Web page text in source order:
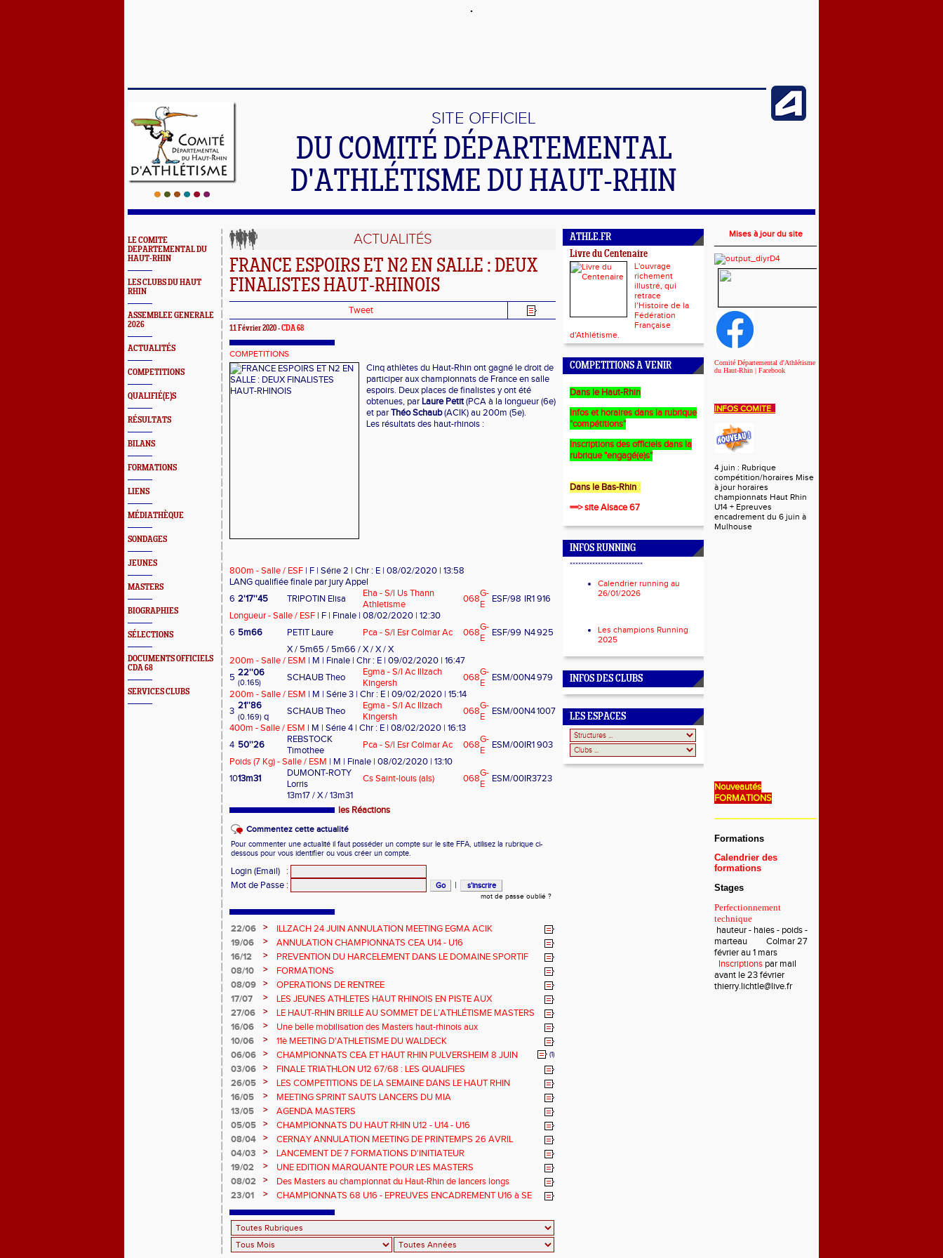
SITE OFFICIEL
DU COMITÉ DÉPARTEMENTAL
D'ATHLÉTISME DU HAUT-RHIN
LE COMITE
DEPARTEMENTAL DU
HAUT-RHIN
LES CLUBS DU HAUT
RHIN
ASSEMBLEE GENERALE
2026
ACTUALITÉS
COMPETITIONS
QUALIFIÉ(E)S
RÉSULTATS
BILANS
FORMATIONS
LIENS
MÉDIATHÈQUE
SONDAGES
JEUNES
MASTERS
BIOGRAPHIES
SÉLECTIONS
DOCUMENTS OFFICIELS
CDA 68
SERVICES CLUBS
ACTUALITÉS
FRANCE ESPOIRS ET N2 EN SALLE : DEUX
FINALISTES HAUT-RHINOIS
Tweet
11 Février 2020 -CDA 68
COMPETITIONS
Cinq athlètes du Haut-Rhin ont gagné le droit de
participer aux championnats de France en salle
espoirs. Deux places de finalistes y ont été
obtenues, par Laure Petit(PCA à la longueur (6e)
et parThéo Schaub(ACIK) au 200m (5e).
Les résultats des haut-rhinois :
800m - Salle / ESF | F | Série 2 | Chr : E | 08/02/2020 | 13:58
LANG qualifiée finale par jury Appel
6 2'17''45 TRIPOTIN Elisa
Eha - S/l Us Thann
Athletisme
068G-
E
ESF/98 IR1916
Longueur - Salle / ESF | F | Finale | 08/02/2020 | 12:30
6 5m66 PETIT Laure Pca - S/l Esr Colmar Ac 068G-
E
ESF/99 N4925
X / 5m65 / 5m66 / X / X / X
200m - Salle / ESM | M | Finale | Chr : E | 09/02/2020 | 16:47
5 22''06
(0.165) SCHAUB Theo
Egma - S/l Ac Illzach
Kingersh
068G-
E
ESM/00N4979
200m - Salle / ESM | M | Série 3 | Chr : E | 09/02/2020 | 15:14
3 21''86
(0.169) q SCHAUB Theo
Egma - S/l Ac Illzach
Kingersh
068G-
E
ESM/00N41007
400m - Salle / ESM | M | Série 4 | Chr : E | 08/02/2020 | 16:13
4 50''26
REBSTOCK
Timothee
Pca - S/l Esr Colmar Ac 068G-
E
ESM/00IR1903
Poids (7 Kg) - Salle / ESM | M | Finale | 08/02/2020 | 13:10
1013m31
DUMONT-ROTY
Lorris
Cs Saint-louis (als) 068G-
E
ESM/00IR3723
13m17 / X / 13m31
les Réactions
Commentez cette actualité
Pour commenter une actualité il faut posséder un compte sur le site FFA, utilisez la rubrique ci-
dessous pour vous identifier ou vous créer un compte.
Login (Email)
:
Mot de Passe : |
mot de passe oublié ?
22/06 >
ILLZACH 24 JUIN ANNULATION MEETING EGMA ACIK
19/06
>
ANNULATION CHAMPIONNATS CEA U14 - U16
16/12
>
PREVENTION DU HARCELEMENT DANS LE DOMAINE SPORTIF
08/10
>
FORMATIONS
08/09
>
OPERATIONS DE RENTREE
17/07
>
LES JEUNES ATHLETES HAUT RHINOIS EN PISTE AUX
CHAMPIONNATS DE FRANCE AVENIR
27/06 >
LE HAUT-RHIN BRILLE AU SOMMET DE L’ATHLÉTISME MASTERS
!
16/06 >
Une belle mobilisation des Masters haut-rhinois aux
Championnats Grand Est 2025
10/06 >
11è MEETING D'ATHLETISME DU WALDECK
06/06
> CHAMPIONNATS CEA ET HAUT RHIN PULVERSHEIM 8 JUIN (1)
03/06 >
FINALE TRIATHLON U12 67/68 : LES QUALIFIES
26/05
>
LES COMPETITIONS DE LA SEMAINE DANS LE HAUT RHIN
16/05
>
MEETING SPRINT SAUTS LANCERS DU MIA
13/05
>
AGENDA MASTERS
05/05
>
CHAMPIONNATS DU HAUT RHIN U12 - U14 - U16
08/04
>
CERNAY ANNULATION MEETING DE PRINTEMPS 26 AVRIL
04/03
>
LANCEMENT DE 7 FORMATIONS D'INITIATEUR
19/02
>
UNE EDITION MARQUANTE POUR LES MASTERS
08/02
>
Des Masters au championnat du Haut-Rhin de lancers longs
23/01
>
CHAMPIONNATS 68 U16 - EPREUVES ENCADREMENT U16 à SE
ATHLE.FR
Livre du Centenaire
L'ouvrage
richement
illustré, qui
retrace
l’Histoire de la
Fédération
Française
d'Athlétisme.
COMPETITIONS A VENIR
Dans le Haut-Rhin
Infos et horaires dans la rubrique
"compétitions"
Inscriptions des officiels dans la
rubrique "engagé(e)s"
Dans le Bas-Rhin :
==> site Alsace 67
INFOS RUNNING
**************************
Calendrier running au
26/01/2026
Les champions Running
2025
INFOS DES CLUBS
LES ESPACES
Mises à jour du site
Comité Départemental d'Athlétisme
du Haut-Rhin | Facebook
INFOS COMITE
4 juin : Rubrique
compétition/horaires Mise
à jour horaires
championnats Haut Rhin
U14 + Epreuves
encadrement du 6 juin à
Mulhouse
Nouveautés
FORMATIONS
———————————————————————————
Formations
Calendrier des
formations
Stages
Perfectionnement
technique
hauteur - haies - poids -
marteau Colmar 27
février au 1 mars
Inscriptions par mail
avant le 23 février
thierry.lichtle@live.fr